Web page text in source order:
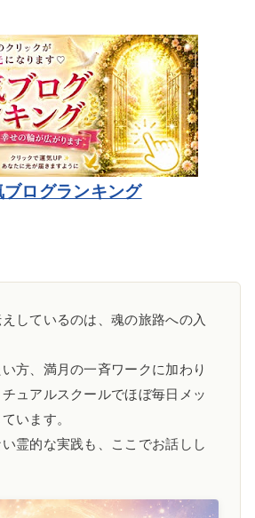
ブログランキング
しているのは、魂の旅路への入
方、満月の一斉ワークに加わり
ュアルスクールでほぼ毎日メッ
います。
霊的な実践も、ここでお話しし